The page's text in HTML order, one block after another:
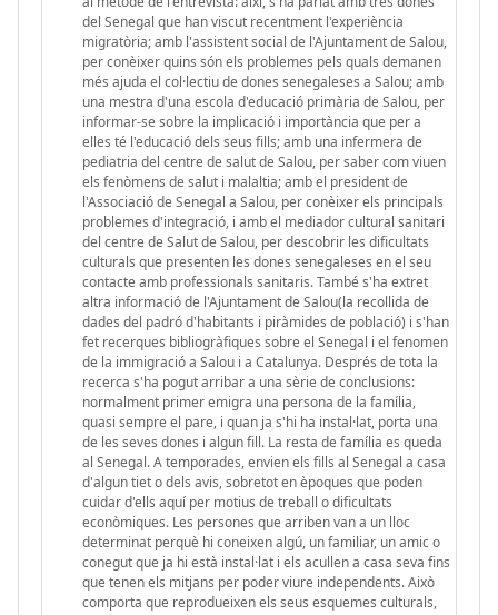
del Senegal que han viscut recentment l'experiència
migratòria; amb l'assistent social de l'Ajuntament de Salou,
per conèixer quins són els problemes pels quals demanen
més ajuda el col·lectiu de dones senegaleses a Salou; amb
una mestra d'una escola d'educació primària de Salou, per
informar-se sobre la implicació i importància que per a
elles té l'educació dels seus fills; amb una infermera de
pediatria del centre de salut de Salou, per saber com viuen
els fenòmens de salut i malaltia; amb el president de
l'Associació de Senegal a Salou, per conèixer els principals
problemes d'integració, i amb el mediador cultural sanitari
del centre de Salut de Salou, per descobrir les dificultats
culturals que presenten les dones senegaleses en el seu
contacte amb professionals sanitaris. També s'ha extret
altra informació de l'Ajuntament de Salou(la recollida de
dades del padró d'habitants i piràmides de població) i s'han
fet recerques bibliogràfiques sobre el Senegal i el fenomen
de la immigració a Salou i a Catalunya. Després de tota la
recerca s'ha pogut arribar a una sèrie de conclusions:
normalment primer emigra una persona de la família,
quasi sempre el pare, i quan ja s'hi ha instal·lat, porta una
de les seves dones i algun fill. La resta de família es queda
al Senegal. A temporades, envien els fills al Senegal a casa
d'algun tiet o dels avis, sobretot en èpoques que poden
cuidar d'ells aquí per motius de treball o dificultats
econòmiques. Les persones que arriben van a un lloc
determinat perquè hi coneixen algú, un familiar, un amic o
conegut que ja hi està instal·lat i els acullen a casa seva fins
que tenen els mitjans per poder viure independents. Això
comporta que reprodueixen els seus esquemes culturals,